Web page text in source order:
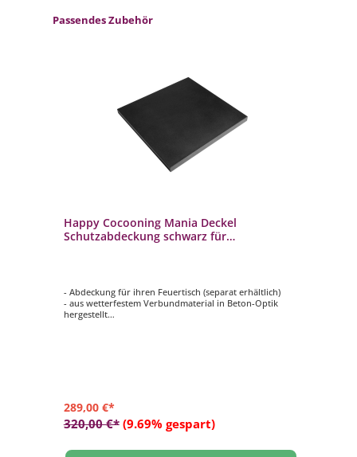
Produktgalerie überspringen
Passendes Zubehör
Happy Cocooning Mania Deckel
Schutzabdeckung schwarz für
- Abdeckung für ihren Feuertisch (separat erhältlich)
- aus wetterfestem Verbundmaterial in Beton-Optik
hergestellt
289,00 €*
320,00 €* (9.69% gespart)